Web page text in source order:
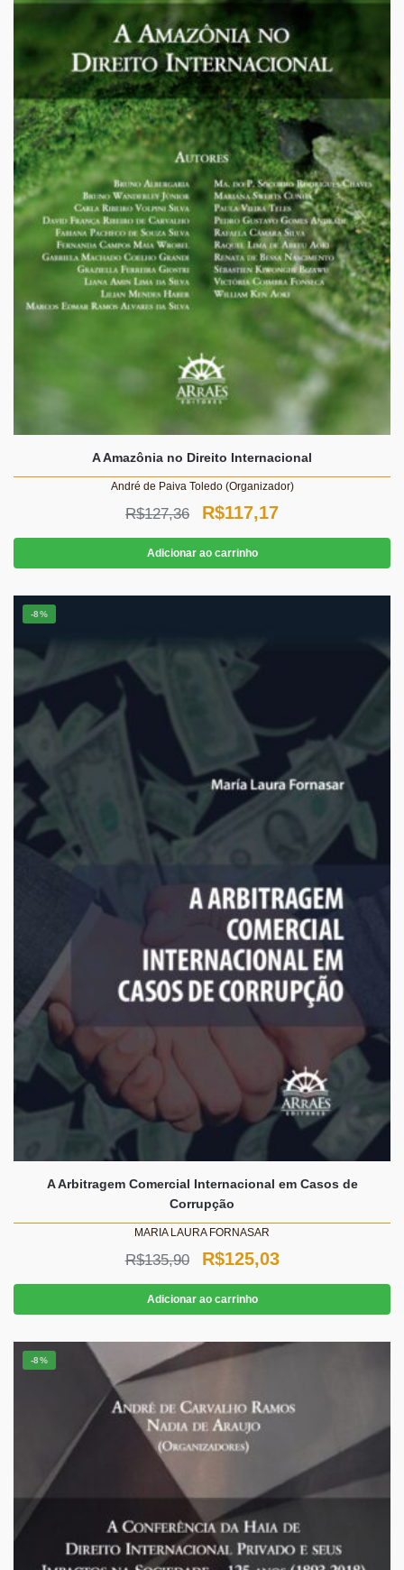
A Amazônia no Direito Internacional
André de Paiva Toledo (Organizador)
R$127,36
O
preço
original
era:
R$117,17O
preço
atual
é:
Adicionar ao carrinho
-8%
A Arbitragem Comercial Internacional em Casos de
Corrupção
MARIA LAURA FORNASAR
R$135,90
O
preço
original
era:
R$125,03O
preço
atual
é:
Adicionar ao carrinho
-8%